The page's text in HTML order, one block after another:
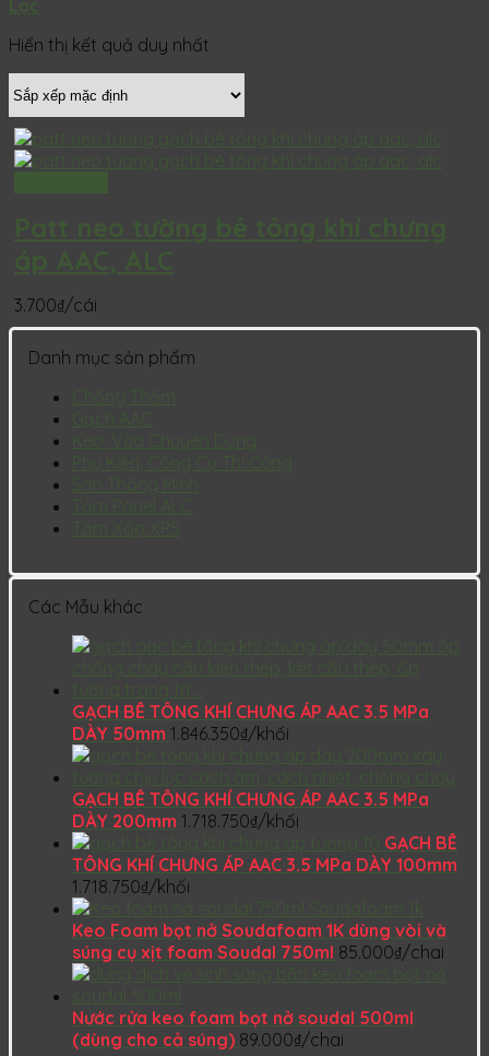
Hiển thị kết quả duy nhất
Patt neo tường bê tông khí chưng
áp AAC, ALC
3.700₫/cái
Danh mục sản phẩm
Gạch AAC
Keo, Vữa Chuyên Dụng
Tấm Panel ALC
Các Mẫu khác
GẠCH BÊ TÔNG KHÍ CHƯNG ÁP AAC 3.5 MPa
DÀY 50mm 1.846.350₫/khối
GẠCH BÊ TÔNG KHÍ CHƯNG ÁP AAC 3.5 MPa
DÀY 200mm 1.718.750₫/khối
GẠCH BÊ
TÔNG KHÍ CHƯNG ÁP AAC 3.5 MPa DÀY 100mm
1.718.750₫/khối
Keo Foam bọt nở Soudafoam 1K dùng vòi và
súng cụ xịt foam Soudal 750ml 85.000₫/chai
Nước rửa keo foam bọt nở soudal 500ml
(dùng cho cả súng) 89.000₫/chai